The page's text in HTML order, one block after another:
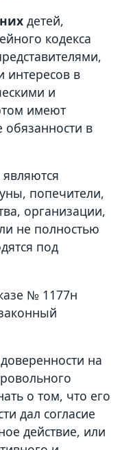
детей,
кодекса
интересов в
и
имеют
в
являются
попечители,
организации,
не полностью
под
№ 1177н
на
о том, что его
дал согласие
действие, или